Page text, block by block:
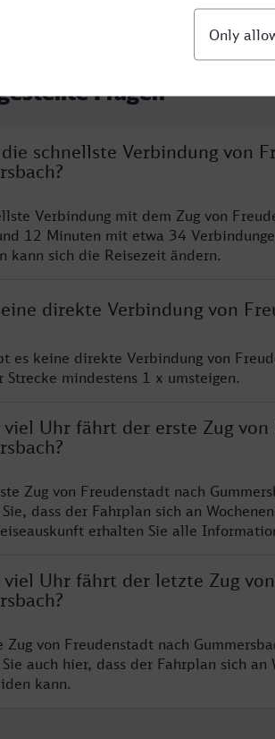
Fragen
schnellste Verbindung von
Verbindung mit dem Zug von
12 Minuten mit etwa 34
kann sich die Reisezeit ändern.
direkte Verbindung von
es keine direkte Verbindung von
Strecke mindestens 1 x umsteigen.
viel Uhr fährt der erste Zug von
Zug von Freudenstadt nach
dass der Fahrplan sich an
erhalten Sie alle
viel Uhr fährt der letzte Zug
Zug von Freudenstadt nach
auch hier, dass der Fahrplan sich an
kann.